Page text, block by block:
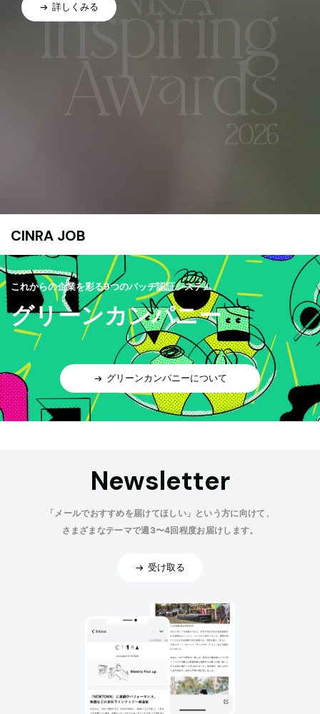
詳しくみる
CINRA JOB
これからの企業を彩る9つのバッヂ認証システム
グリーンカンパニー
グリーンカンパニーについて
Newsletter
「メールでおすすめを届けてほしい」という方に向けて、
さまざまなテーマで週3〜4回程度お届けします。
受け取る